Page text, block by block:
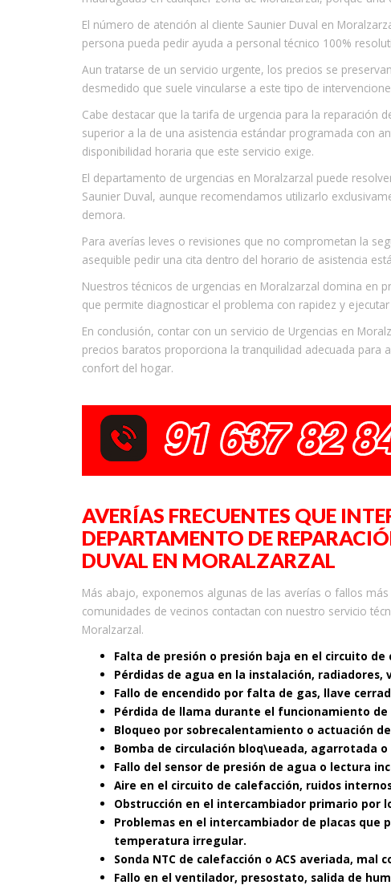
El número de atención al cliente Saunier Duval en
persona pueda pedir ayuda a personal técnico 100%
Aun tratarse de un servicio urgente, los precios se
desmedido que suele vincularse a este tipo de
Cabe destacar que la tarifa de urgencia para la reparación
superior a la de una asistencia estándar programada con
disponibilidad horaria que este servicio exige.
El departamento de urgencias en Moralzarzal puede
Saunier Duval, aunque recomendamos utilizarlo
demora.
Para averías leves o revisiones que no comprometan la
asequible pedir una cita dentro del horario de asistencia
Nuestros técnicos de urgencias en Moralzarzal domina en
que permite diagnosticar el problema con rapidez y
En conclusión, contar con un servicio de Urgencias en
precios baratos proporciona la tranquilidad adecuada
confort del hogar.
AVERÍAS FRECUENTES QUE
DEPARTAMENTO DE
DUVAL EN MORALZARZAL
Más abajo, exponemos algunas de las averías o fallos
comunidades de vecinos contactan con nuestro servicio
Moralzarzal.
Falta de presión o presión baja en el circuito de
Pérdidas de agua en la instalación,
Fallo de encendido por falta de gas, llave
Pérdida de llama durante el funcionamiento de
Bloqueo por sobrecalentamiento o actuación
Bomba de circulación bloq\ueada, agarrotada
Fallo del sensor de presión de agua o lectura
Aire en el circuito de calefacción, ruidos
Obstrucción en el intercambiador primario por
Problemas en el intercambiador de placas
temperatura irregular.
Sonda NTC de calefacción o ACS averiada,
Fallo en el ventilador, presostato, salida de